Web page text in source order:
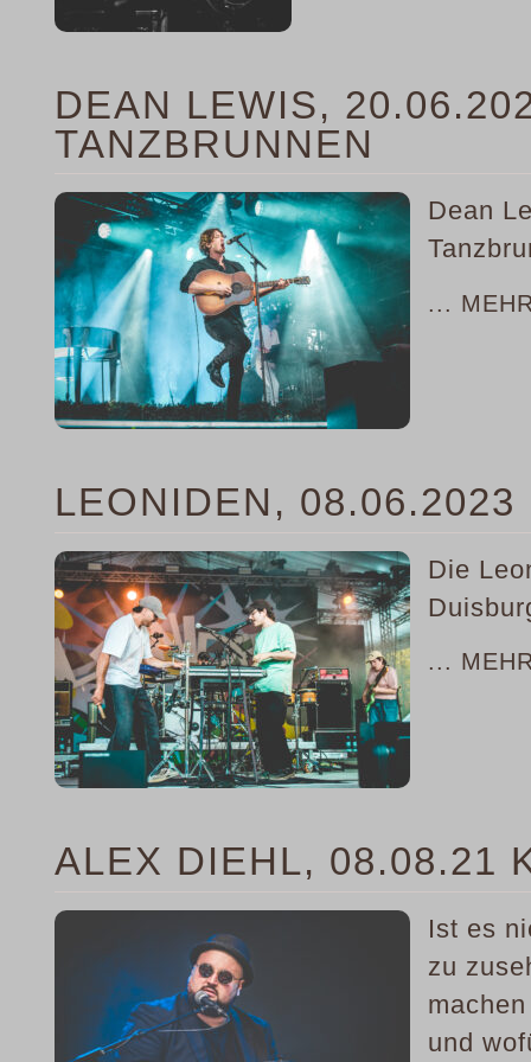
DEAN LEWIS,
TANZBRUNNEN
Dean
...
LEONIDEN, 08.06.2023
Die
...
ALEX DIEHL, 08.08.21
Ist es
zu
und